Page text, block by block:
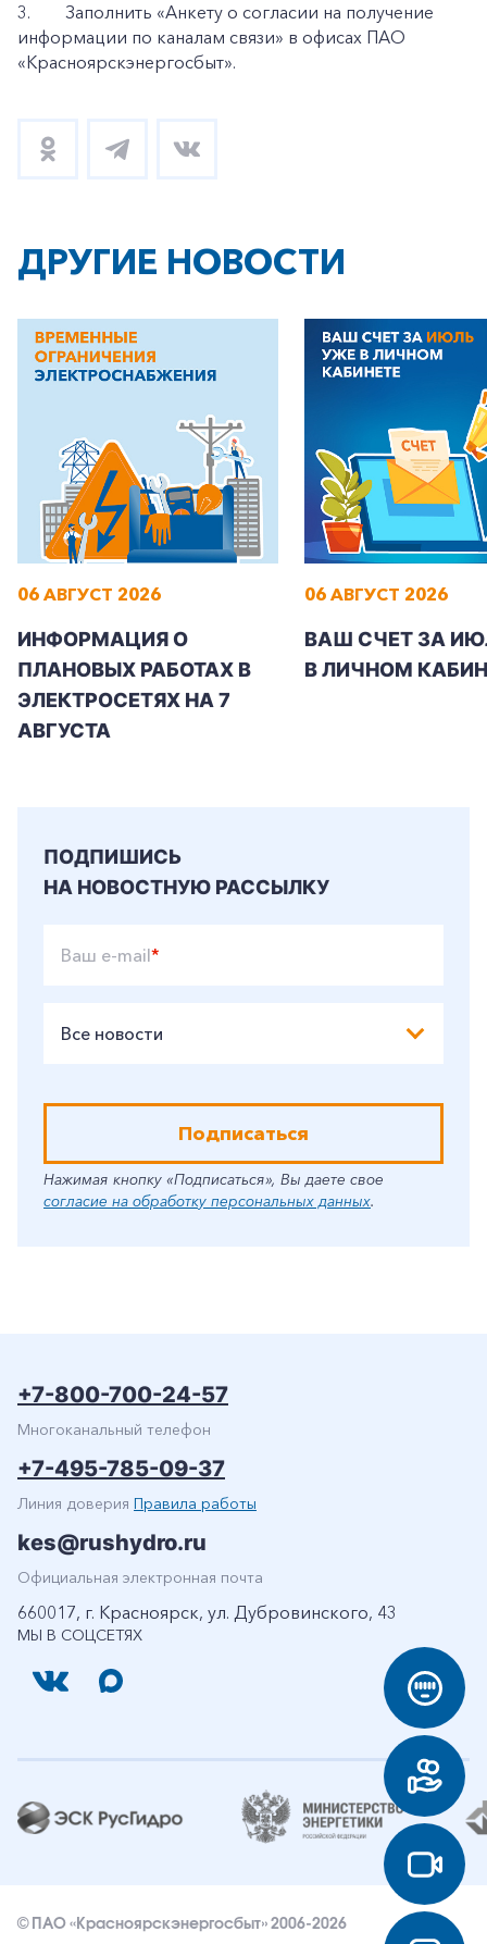
3.
Заполнить «Анкету о согласии на получение
информации по каналам связи» в офисах ПАО
«Красноярскэнергосбыт».
ДРУГИЕ НОВОСТИ
06 АВГУСТ 2026
ИНФОРМАЦИЯ О
ПЛАНОВЫХ РАБОТАХ В
ЭЛЕКТРОСЕТЯХ НА 7
АВГУСТА
06 АВГУСТ 2026
ВАШ СЧЕТ ЗА
В ЛИЧНОМ
ПОДПИШИСЬ
НА НОВОСТНУЮ РАССЫЛКУ
Ваш e-mail*
Все новости
Подписаться
Нажимая кнопку «Подписаться», Вы даете свое
согласие на обработку персональных данных.
МЫ В СОЦСЕТЯХ
+7-800-700-24-57
Многоканальный телефон
+7-495-785-09-37
Линия доверия Правила работы
kes@rushydro.ru
Официальная электронная почта
660017, г. Красноярск, ул. Дубровинского, 43
© ПАО «Красноярскэнергосбыт» 2006-2026